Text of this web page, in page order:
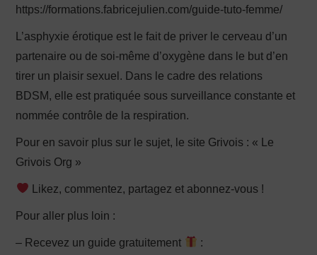
https://formations.fabricejulien.com/guide-tuto-femme/
L’asphyxie érotique est le fait de priver le cerveau d’un
partenaire ou de soi-même d’oxygène dans le but d’en
tirer un plaisir sexuel. Dans le cadre des relations
BDSM, elle est pratiquée sous surveillance constante et
nommée contrôle de la respiration.
Pour en savoir plus sur le sujet, le site Grivois : « Le
Grivois Org »
Likez, commentez, partagez et abonnez-vous !
Pour aller plus loin :
– Recevez un guide gratuitement
: